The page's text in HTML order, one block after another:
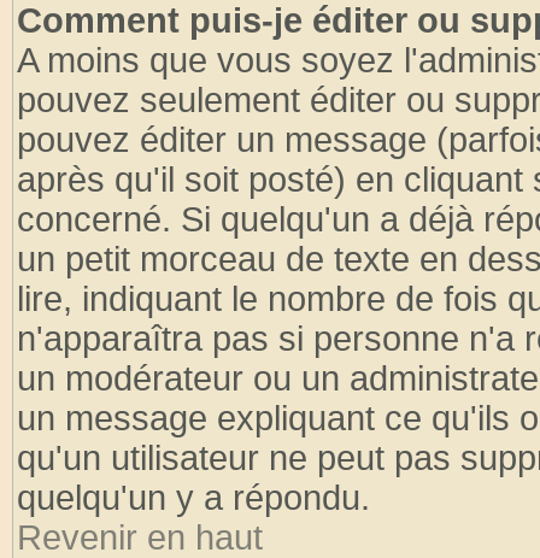
Comment puis-je éditer ou
A moins que vous soyez
pouvez seulement éditer ou
pouvez éditer un message
après qu'il soit posté) en
concerné. Si quelqu'un a déjà
un petit morceau de texte en
lire, indiquant le nombre de fois
n'apparaîtra pas si personne n'a
un modérateur ou un
un message expliquant ce qu'ils
qu'un utilisateur ne peut pas
quelqu'un y a répondu.
Revenir en haut